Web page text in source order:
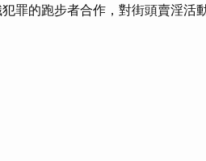
罪的跑步者合作，對街頭賣淫活